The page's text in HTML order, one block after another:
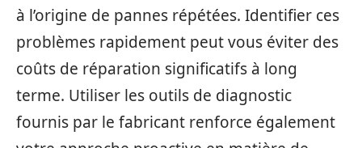
à l’origine de pannes répétées. Identifier ces
problèmes rapidement peut vous éviter des
coûts de réparation significatifs à long
terme. Utiliser les outils de diagnostic
fournis par le fabricant renforce également